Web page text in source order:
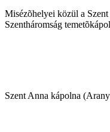
Misézõhelyei közül a
Szentháromság
Szent Anna kápolna